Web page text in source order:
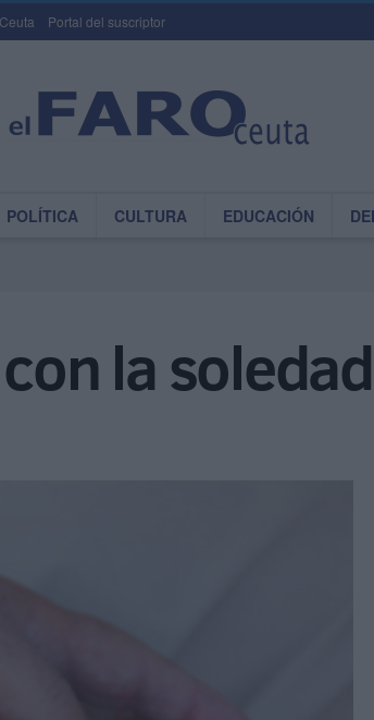
Portal del suscriptor
POLÍTICA CULTURA EDUCACIÓN
la